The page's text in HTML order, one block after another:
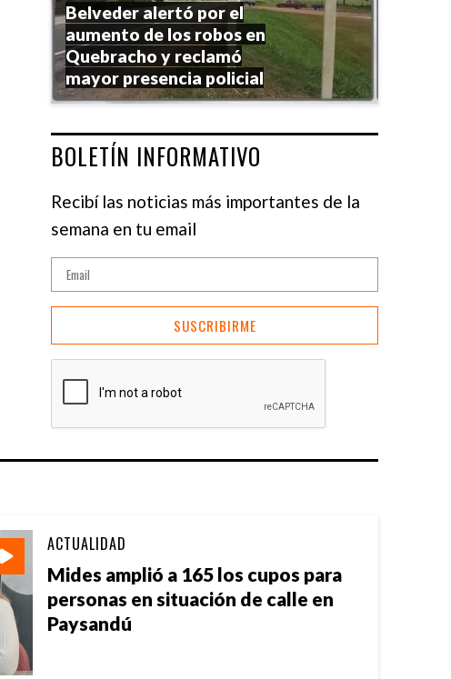
Mides amplió a 165 los cupos para
personas en situación de calle en
Paysandú
ACTUALIDAD
Belveder alertó por el
aumento de los robos en
Quebracho y reclamó
mayor presencia policial
BOLETÍN INFORMATIVO
Recibí las noticias más importantes de la
semana en tu email
SUSCRIBIRME